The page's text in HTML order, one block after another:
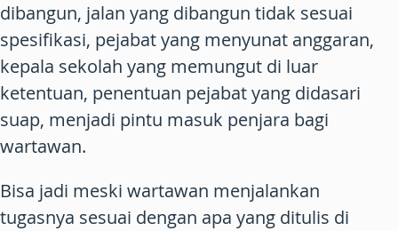
dibangun, jalan yang dibangun tidak sesuai
spesifikasi, pejabat yang menyunat anggaran,
kepala sekolah yang memungut di luar
ketentuan, penentuan pejabat yang didasari
suap, menjadi pintu masuk penjara bagi
wartawan.
Bisa jadi meski wartawan menjalankan
tugasnya sesuai dengan apa yang ditulis di